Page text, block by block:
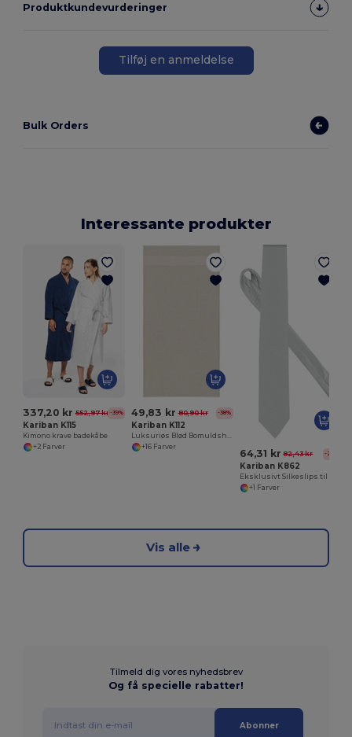
Produktkundevurderinger
Tilføj en anmeldelse
Bulk Orders
Interessante produkter
337,20 kr 552,97 kr -39%
Kariban K115
Kimono krave badekåbe
+2 Farver
49,83 kr 80,90 kr -38%
Kariban K112
+16 Farver
64,31 kr 82,43 kr -22%
Kariban K862
+1 Farver
Vis alle
Tilmeld dig vores nyhedsbrev
Og få specielle rabatter!
Abonner